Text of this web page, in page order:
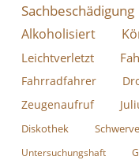
Sachbeschädigung
Alkoholisiert
Leichtverletzt
Fahrradfahrer
Zeugenaufruf
Diskothek
Untersuchungshaft